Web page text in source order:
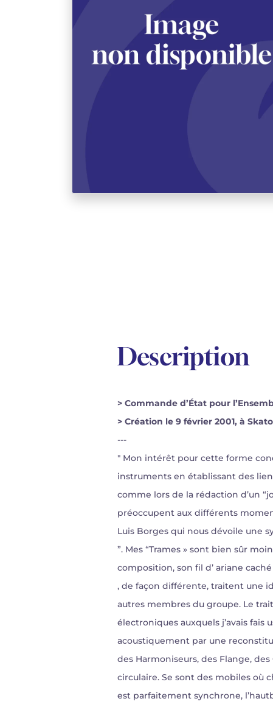
Description
> Commande d’État pour
> Création le 9 février 2001, à
---
" Mon intérêt pour cette forme
instruments en établissant des
comme lors de la rédaction d’un
préoccupent aux différents
Luis Borges qui nous dévoile une
”. Mes “Trames » sont bien sûr
composition, son fil d’ ariane
, de façon différente, traitent une
autres membres du groupe. Le
électroniques auxquels j’avais fais
acoustiquement par une
des Harmoniseurs, des Flange,
circulaire. Se sont des mobiles
est parfaitement synchrone,